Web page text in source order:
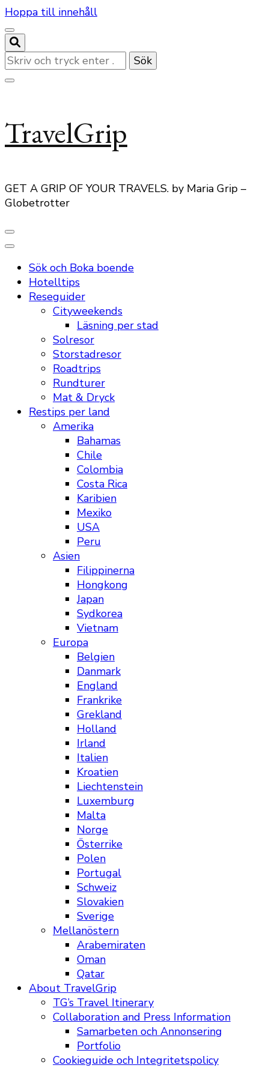
Hoppa till innehåll
Letar
du
efter
TravelGrip
GET A GRIP OF YOUR TRAVELS. by Maria Grip –
Globetrotter
Sök och Boka boende
Hotelltips
Reseguider
Cityweekends
Läsning per stad
Solresor
Storstadresor
Roadtrips
Rundturer
Mat & Dryck
Restips per land
Amerika
Bahamas
Chile
Colombia
Costa Rica
Karibien
Mexiko
USA
Peru
Asien
Filippinerna
Hongkong
Japan
Sydkorea
Vietnam
Europa
Belgien
Danmark
England
Frankrike
Grekland
Holland
Irland
Italien
Kroatien
Liechtenstein
Luxemburg
Malta
Norge
Österrike
Polen
Portugal
Schweiz
Slovakien
Sverige
Mellanöstern
Arabemiraten
Oman
Qatar
About TravelGrip
TG’s Travel Itinerary
Collaboration and Press Information
Samarbeten och Annonsering
Portfolio
Cookieguide och Integritetspolicy